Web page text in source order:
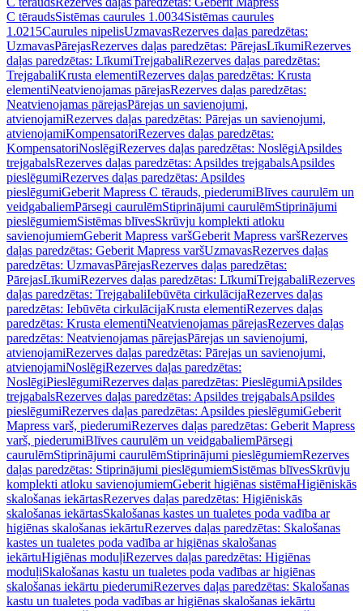
C tēraudsSistēmas caurules 1.0034Sistēmas caurules
1.0215Caurules nipelisUzmavasRezerves daļas paredzētas:
UzmavasPārejasRezerves daļas paredzētas: PārejasLīkumiRezerves
daļas paredzētas: LīkumiTrejgabaliRezerves daļas paredzētas:
TrejgabaliKrusta elementiRezerves daļas paredzētas: Krusta
elementiNeatvienojamas pārejasRezerves daļas paredzētas:
Neatvienojamas pārejasPārejas un savienojumi,
atvienojamiRezerves daļas paredzētas: Pārejas un savienojumi,
atvienojamiKompensatoriRezerves daļas paredzētas:
KompensatoriNoslēgiRezerves daļas paredzētas: NoslēgiApsildes
trejgabalsRezerves daļas paredzētas: Apsildes trejgabalsApsildes
pieslēgumiRezerves daļas paredzētas: Apsildes
pieslēgumiGeberit Mapress C tērauds, piederumiBlīves caurulēm un
veidgabaliemPārsegi caurulēmStiprinājumi caurulēmStiprinājumi
pieslēgumiemSistēmas blīvesSkrūvju komplekti atloku
savienojumiemGeberit Mapress varšGeberit Mapress varšRezerves
daļas paredzētas: Geberit Mapress varšUzmavasRezerves daļas
paredzētas: UzmavasPārejasRezerves daļas paredzētas:
PārejasLīkumiRezerves daļas paredzētas: LīkumiTrejgabaliRezerves
daļas paredzētas: TrejgabaliIebūvēta cirkulācijaRezerves daļas
paredzētas: Iebūvēta cirkulācijaKrusta elementiRezerves daļas
paredzētas: Krusta elementiNeatvienojamas pārejasRezerves daļas
paredzētas: Neatvienojamas pārejasPārejas un savienojumi,
atvienojamiRezerves daļas paredzētas: Pārejas un savienojumi,
atvienojamiNoslēgiRezerves daļas paredzētas:
NoslēgiPieslēgumiRezerves daļas paredzētas: PieslēgumiApsildes
trejgabalsRezerves daļas paredzētas: Apsildes trejgabalsApsildes
pieslēgumiRezerves daļas paredzētas: Apsildes pieslēgumiGeberit
Mapress varš, piederumiRezerves daļas paredzētas: Geberit Mapress
varš, piederumiBlīves caurulēm un veidgabaliemPārsegi
caurulēmStiprinājumi caurulēmStiprinājumi pieslēgumiemRezerves
daļas paredzētas: Stiprinājumi pieslēgumiemSistēmas blīvesSkrūvju
komplekti atloku savienojumiemGeberit higiēnas sistēmaHigiēniskās
skalošanas iekārtasRezerves daļas paredzētas: Higiēniskās
skalošanas iekārtasSkalošanas kastes un tualetes poda vadība ar
higiēnas skalošanas iekārtuRezerves daļas paredzētas: Skalošanas
kastes un tualetes poda vadība ar higiēnas skalošanas
iekārtuHigiēnas moduļiRezerves daļas paredzētas: Higiēnas
moduļiSkalošanas kastu un tualetes poda vadības ar higiēnas
skalošanas iekārtu piederumiRezerves daļas paredzētas: Skalošanas
kastu un tualetes poda vadības ar higiēnas skalošanas iekārtu